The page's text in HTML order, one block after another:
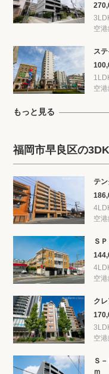
空
ス
空
もっと見る
福岡市早良区の
テ
空
Ｓ
空
ク
空
Ｓ
ｍ